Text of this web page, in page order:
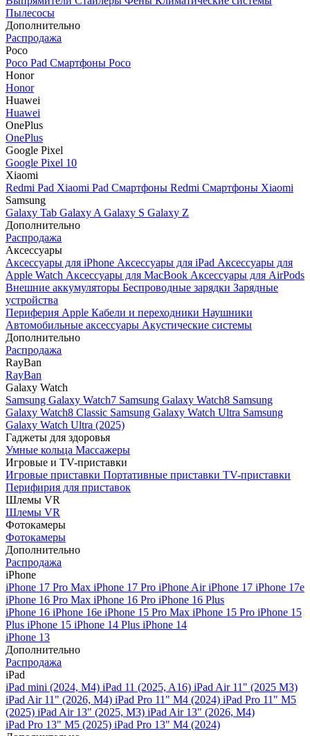
Пылесосы
Дополнительно
Распродажа
Poco
Poco Pad Смартфоны Poco
Honor
Honor
Huawei
Huawei
OnePlus
OnePlus
Google Pixel
Google Pixel 10
Xiaomi
Redmi Pad Xiaomi Pad Смартфоны Redmi Смартфоны Xiaomi
Samsung
Galaxy Tab Galaxy A Galaxy S Galaxy Z
Дополнительно
Распродажа
Аксессуары
Аксессуары для iPhone Аксессуары для iPad Аксессуары для
Apple Watch Аксессуары для MacBook Аксессуары для AirPods
Внешние аккумуляторы Беспроводные зарядки Зарядные
устройства
Периферия Apple Кабели и переходники Наушники
Автомобильные аксессуары Акустические системы
Дополнительно
Распродажа
RayBan
RayBan
Galaxy Watch
Samsung Galaxy Watch7 Samsung Galaxy Watch8 Samsung
Galaxy Watch8 Classic Samsung Galaxy Watch Ultra Samsung
Galaxy Watch Ultra (2025)
Гаджеты для здоровья
Умные кольца Массажеры
Игровые и TV-приставки
Игровые приставки Портативные приставки TV-приставки
Перифирия для приставок
Шлемы VR
Шлемы VR
Фотокамеры
Фотокамеры
Дополнительно
Распродажа
iPhone
iPhone 17 Pro Max iPhone 17 Pro iPhone AiriPhone 17 iPhone 17e
iPhone 16 Pro Max iPhone 16 Pro iPhone 16 Plus
iPhone 16 iPhone 16e iPhone 15 Pro Max iPhone 15 Pro iPhone 15
Plus iPhone 15 iPhone 14 Plus iPhone 14
iPhone 13
Дополнительно
Распродажа
iPad
iPad mini (2024, M4) iPad 11 (2025, A16) iPad Air 11" (2025 M3)
iPad Air 11" (2026, M4) iPad Pro 11" M4 (2024) iPad Pro 11" M5
(2025) iPad Air 13" (2025, M3) iPad Air 13" (2026, M4)
iPad Pro 13" M5 (2025) iPad Pro 13" M4 (2024)